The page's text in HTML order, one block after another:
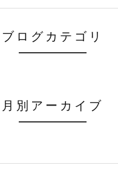
ブログカテゴリ
月別アーカイブ